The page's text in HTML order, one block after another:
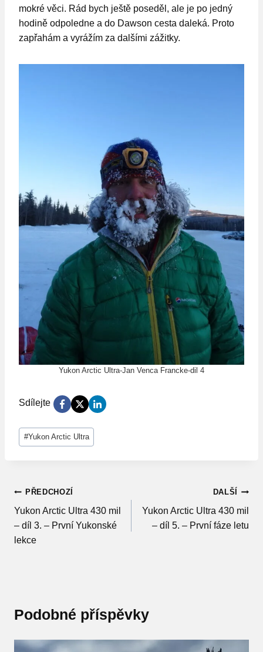
mokré věci. Rád bych ještě poseděl, ale je po jedný
hodině odpoledne a do Dawson cesta daleká. Proto
zapřahám a vyrážím za dalšími zážitky.
Yukon Arctic Ultra-Jan Venca Francke-dil 4
Sdílejte
Štítky
příspěvků:
#Yukon Arctic Ultra
Navigace
pro
příspěvek
PŘEDCHOZÍ
Yukon Arctic Ultra 430 mil
– díl 3. – První Yukonské
lekce
DALŠÍ
Yukon Arctic Ultra 430 mil
– díl 5. – První fáze letu
Podobné příspěvky